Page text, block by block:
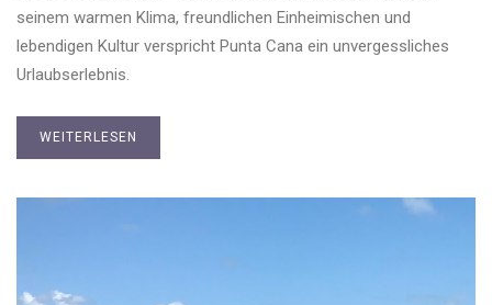
seinem warmen Klima, freundlichen Einheimischen und
lebendigen Kultur verspricht Punta Cana ein unvergessliches
Urlaubserlebnis.
WEITERLESEN